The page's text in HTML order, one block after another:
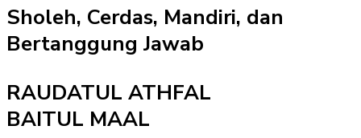
Sholeh, Cerdas, Mandiri, dan
Bertanggung Jawab
RAUDATUL ATHFAL
BAITUL MAAL